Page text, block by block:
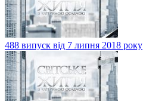
488 випуск від 7 липня 2018 року